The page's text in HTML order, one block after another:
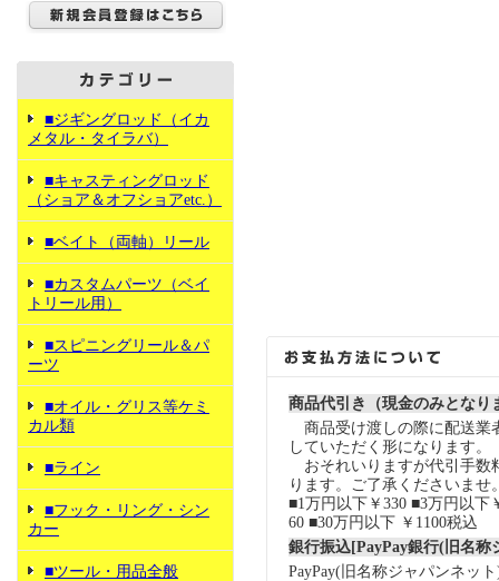
■ジギングロッド（イカ
メタル・タイラバ）
■キャスティングロッド
（ショア＆オフショアetc.）
■ベイト（両軸）リール
■カスタムパーツ（ベイ
トリール用）
■スピニングリール＆パ
ーツ
■オイル・グリス等ケミ
カル類
■ライン
■フック・リング・シン
カー
■ツール・用品全般
商品代引き（現金のみとなり
商品受け渡しの際に配送業
していただく形になります。
おそれいりますが代引手数
ります。ご了承くださいませ
■1万円以下￥330 ■3万円以下
60 ■30万円以下 ￥1100税込
銀行振込[PayPay銀行(旧名称
PayPay(旧名称ジャパンネッ